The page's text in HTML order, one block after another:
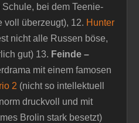
bei dem Teenie-
voll überzeugt), 12. Hunter
nicht alle Russen böse,
gut) 13. Feinde –
mit einem famosen
2 (nicht so intellektuell
druckvoll und mit
Brolin stark besetzt)